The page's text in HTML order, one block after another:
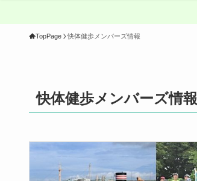
TopPage 快体健歩メンバーズ情報
快体健歩メンバーズ情報